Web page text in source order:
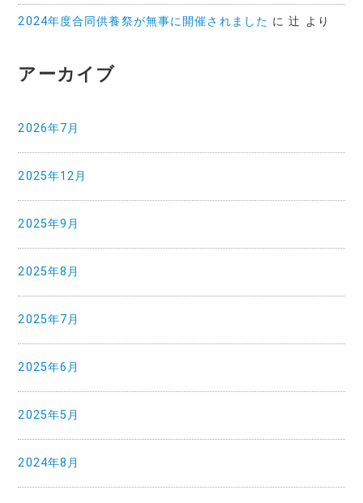
2024年度合同供養祭が無事に開催されました に辻 より
アーカイブ
2026年7月
2025年12月
2025年9月
2025年8月
2025年7月
2025年6月
2025年5月
2024年8月